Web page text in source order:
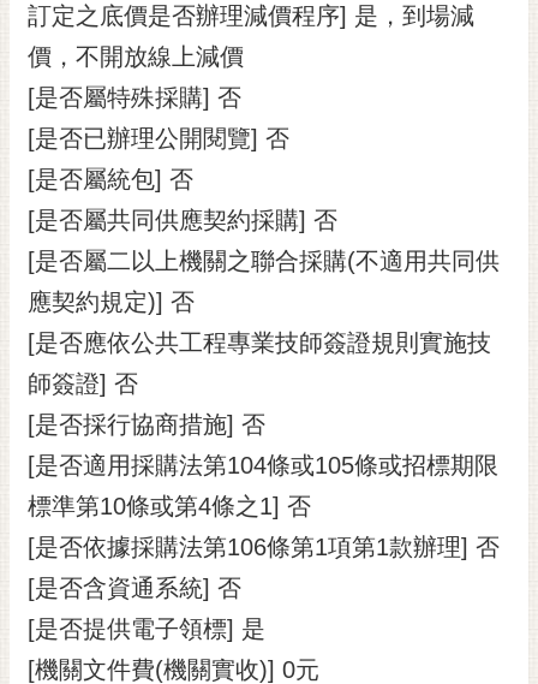
置
訂定之底價是否辦理減價程序] 是，到場減
價，不開放線上減價
[是否屬特殊採購] 否
[是否已辦理公開閱覽] 否
[是否屬統包] 否
[是否屬共同供應契約採購] 否
[是否屬二以上機關之聯合採購(不適用共同供
應契約規定)] 否
[是否應依公共工程專業技師簽證規則實施技
師簽證] 否
[是否採行協商措施] 否
[是否適用採購法第104條或105條或招標期限
標準第10條或第4條之1] 否
[是否依據採購法第106條第1項第1款辦理] 否
[是否含資通系統] 否
[是否提供電子領標] 是
[機關文件費(機關實收)] 0元